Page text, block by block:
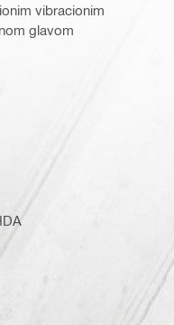
vibracionim
glavom